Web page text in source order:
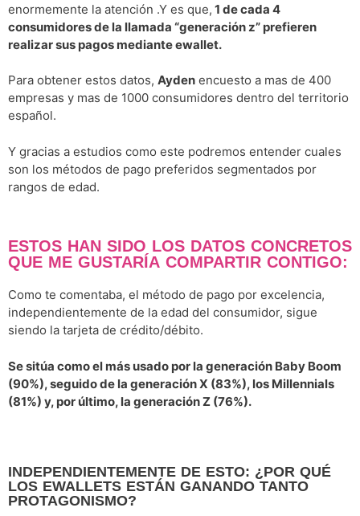
enormemente la atención .Y es que, 1 de cada 4
consumidores de la llamada “generación z” prefieren
realizar sus pagos mediante ewallet.
Para obtener estos datos, Ayden encuesto a mas de 400
empresas y mas de 1000 consumidores dentro del territorio
español.
Y gracias a estudios como este podremos entender cuales
son los métodos de pago preferidos segmentados por
rangos de edad.
ESTOS HAN SIDO LOS DATOS CONCRETOS
QUE ME GUSTARÍA COMPARTIR CONTIGO:
Como te comentaba, el método de pago por excelencia,
independientemente de la edad del consumidor, sigue
siendo la tarjeta de crédito/débito.
Se sitúa como el más usado por la generación Baby Boom
(90%), seguido de la generación X (83%), los Millennials
(81%) y, por último, la generación Z (76%).
INDEPENDIENTEMENTE DE ESTO: ¿POR QUÉ
LOS EWALLETS ESTÁN GANANDO TANTO
PROTAGONISMO?